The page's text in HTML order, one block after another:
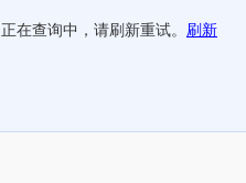
正在查询中，请刷新重试。 刷新